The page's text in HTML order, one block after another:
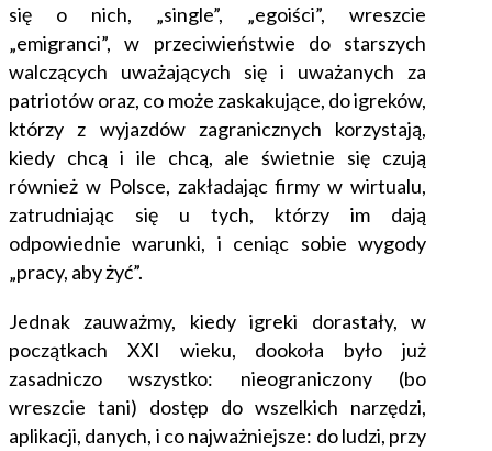
się o nich, „single”, „egoiści”, wreszcie
„emigranci”, w przeciwieństwie do starszych
walczących
uważających się i uważanych za
patriotów oraz, co może zaskakujące, doigreków,
którzy z wyjazdów zagranicznych korzystają,
kiedy chcą i ile chcą, ale świetnie się czują
również w Polsce, zakładając firmy w wirtualu,
zatrudniając się u tych, którzy im dają
odpowiednie warunki, i ceniąc sobie wygody
„pracy, aby żyć”.
Jednak zauważmy, kiedy igreki dorastały, w
początkach XXI wieku, dookoła było już
zasadniczo wszystko: nieograniczony (bo
wreszcie tani) dostęp do wszelkich narzędzi,
aplikacji, danych, i co najważniejsze: do ludzi, przy